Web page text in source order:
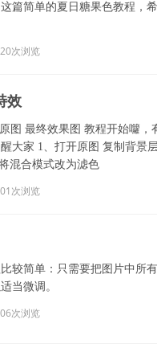
篇简单的夏日糖果色教程，
次浏览
效
图 最终效果图 教程开始囖，
大家 1、打开原图 复制背景
混合模式改为滤色
次浏览
较简单：只需要把图片中所
当微调。
次浏览